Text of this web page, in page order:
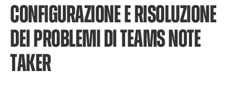
CONFIGURAZIONE E RISOLUZIONE
DEI PROBLEMI DI TEAMS NOTE
TAKER